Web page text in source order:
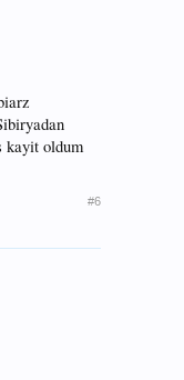
kayit oldum
#6